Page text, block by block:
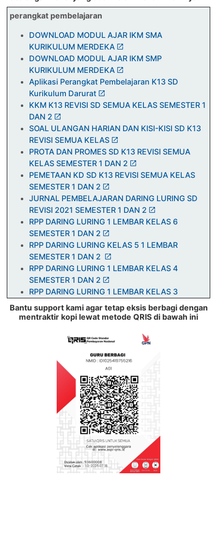
perangkat pembelajaran
DOWNLOAD MODUL AJAR IKM SMA
KURIKULUM MERDEKA
DOWNLOAD MODUL AJAR IKM SMP
KURIKULUM MERDEKA
Aplikasi Perangkat Pembelajaran K13 SD
Kurikulum Darurat
KKM K13 REVISI SD SEMUA KELAS SEMESTER 1
DAN 2
SOAL ULANGAN HARIAN DAN KISI-KISI SD K13
REVISI SEMUA KELAS
PROTA DAN PROMES SD K13 REVISI SEMUA
KELAS SEMESTER 1 DAN 2
PEMETAAN KD SD K13 REVISI SEMUA KELAS
SEMESTER 1 DAN 2
JURNAL PEMBELAJARAN DARING LURING SD
REVISI 2021 SEMESTER 1 DAN 2
RPP DARING LURING 1 LEMBAR KELAS 6
SEMESTER 1 DAN 2
RPP DARING LURING KELAS 5 1 LEMBAR
SEMESTER 1 DAN 2
RPP DARING LURING 1 LEMBAR KELAS 4
SEMESTER 1 DAN 2
RPP DARING LURING 1 LEMBAR KELAS 3
SEMESTER 1 DAN 2
RPP Daring Luring 1 lembar Kelas 1 Pandemi
Modul Pembelajaran Pendidikan Jasmani dan
5, dan 6
Modul pembelajaran Daring PAI BP Kelas 1, 2, 3,
Contoh Modul Pembelajaran Daring Kelas 1, 2,
3, 4, 5, 6
RPP 1 Lembar SD Kelas 1, 2, 3, 4, 5, 6 Semester
Download Kalender Pendidikan 2020 / 2021
Excel dan PDF
RPP 1 lembar kelas 2 SD K13 Semester 1 dan 2
Bantu support kami agar tetap eksis berbagi dengan
mentraktir kopi lewat metode QRIS di bawah ini